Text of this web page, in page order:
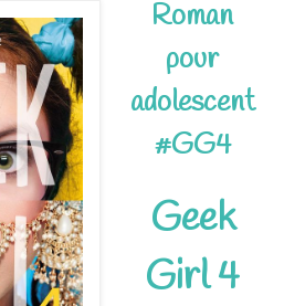
Roman
pour
adolescent
#GG4
Geek
Girl 4